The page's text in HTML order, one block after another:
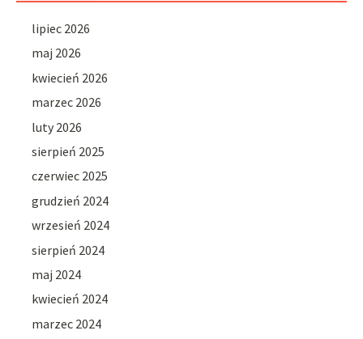
lipiec 2026
maj 2026
kwiecień 2026
marzec 2026
luty 2026
sierpień 2025
czerwiec 2025
grudzień 2024
wrzesień 2024
sierpień 2024
maj 2024
kwiecień 2024
marzec 2024